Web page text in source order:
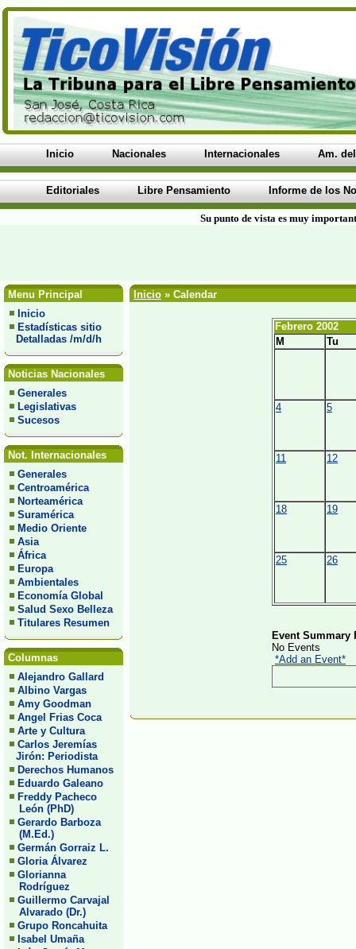
Inicio Nacionales Internacionales Am.
Editoriales Libre Pensamiento Informe de los
Su punto de vista es muy
Menu Principal
Inicio
Estadísticas sitio
Detalladas /m/d/h
Noticias Nacionales
Generales
Legislativas
Sucesos
Not. Internacionales
Generales
Centroamérica
Norteamérica
Suramérica
Medio Oriente
Asia
África
Europa
Ambientales
Economía Global
Salud Sexo Belleza
Titulares Resumen
Columnas
Alejandro Gallard
Albino Vargas
Amy Goodman
Angel Frias Coca
Arte y Cultura
Carlos Jeremías
Jirón: Periodista
Derechos Humanos
Eduardo Galeano
Freddy Pacheco
León (PhD)
Gerardo Barboza
(M.Ed.)
Germán Gorraiz L.
Gloria Álvarez
Glorianna
Rodríguez
Guillermo Carvajal
Alvarado (Dr.)
Grupo Roncahuita
Isabel Umaña
Inicio » Calendar
Febrero 2002
M
Tu
4 5
11 12
18 19
25 26
Event Summary
No Events
*Add an Event*